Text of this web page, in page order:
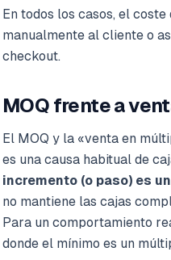
En todos los casos, el
manualmente al cliente o
checkout.
MOQ frente a
El MOQ y la «venta en
es una causa habitual de
incremento (o paso) es
no mantiene las cajas
Para un comportamiento
donde el mínimo es un